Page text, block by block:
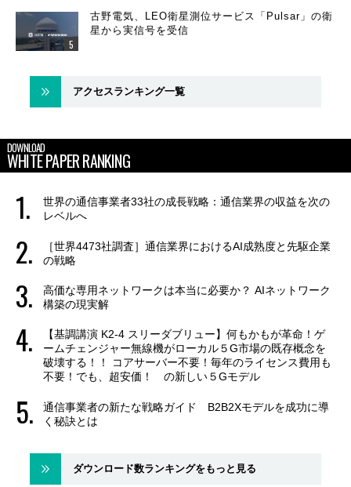
古野電気、LEO衛星測位サービス「Pulsar」の衛
星から実信号を受信
アクセスランキング一覧
DOWNLOAD
WHITE PAPER RANKING
世界の通信事業者33社の成長戦略：通信業界の収益を次の
レベルへ
［世界4473社調査］通信業界におけるAI成熟度と先駆企業
の戦略
高価な専用ネットワークは本当に必要か？ AIネットワーク
構築の現実解
【基調講演 K2-4 スリーダブリュー】何もかもが革命！ゲ
ームチェンジャー無線機がローカル５G市場の既存概念を
破壊する！！ コアサーバー不要！毎年のライセンス費用も
不要！でも、超安価！ の新しい５Gモデル
通信事業者の新たな戦略ガイド B2B2Xモデルを成功に導
く秘訣とは
ダウンロード数ランキングをもっと見る